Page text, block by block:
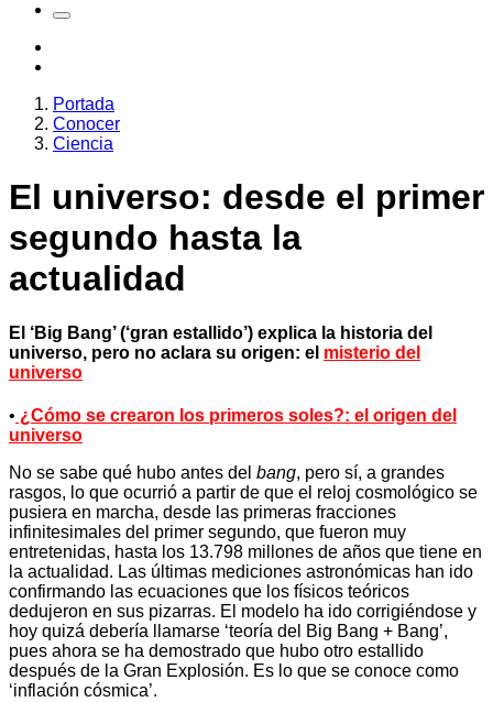
Portada
Conocer
Ciencia
El universo: desde el primer
segundo hasta la
actualidad
El ‘Big Bang’ (‘gran estallido’) explica la historia del
universo, pero no aclara su origen: el misterio del
universo
• ¿Cómo se crearon los primeros soles?: el origen del
universo
No se sabe qué hubo antes del bang, pero sí, a grandes
rasgos, lo que ocurrió a partir de que el reloj cosmológico se
pusiera en marcha, desde las primeras fracciones
infinitesimales del primer segundo, que fueron muy
entretenidas, hasta los 13.798 millones de años que tiene en
la actualidad. Las últimas mediciones astronómicas han ido
confirmando las ecuaciones que los físicos teóricos
dedujeron en sus pizarras. El modelo ha ido corrigiéndose y
hoy quizá debería llamarse ‘teoría del Big Bang + Bang’,
pues ahora se ha demostrado que hubo otro estallido
después de la Gran Explosión. Es lo que se conoce como
‘inflación cósmica’.